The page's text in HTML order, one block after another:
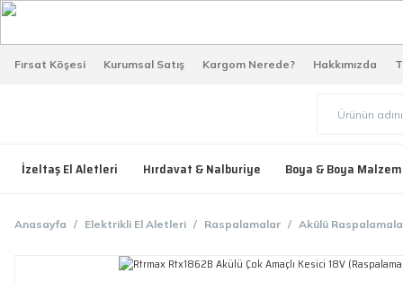
Fırsat Köşesi Kurumsal Satış Kargom Nerede? Hakkımızda
İzeltaş El Aletleri Hırdavat & Nalburiye Boya & Boya
Anasayfa Elektrikli El Aletleri Raspalamalar Akülü